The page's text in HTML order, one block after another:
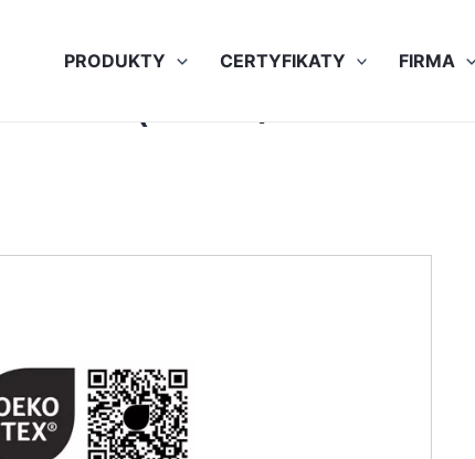
PRODUKTY CERTYFIKATY FIRMA
(scan QR for full info)